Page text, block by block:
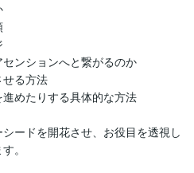
ンションへと繋がるのか
せる方法
めたりする具体的な方法
ードを開花させ、お役目を透視し
。